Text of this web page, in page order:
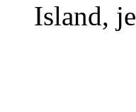
Island,